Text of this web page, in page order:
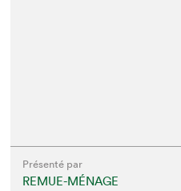
Présenté par
REMUE-MÉNAGE